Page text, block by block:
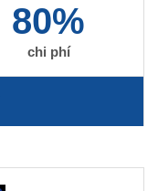
80%
chi phí